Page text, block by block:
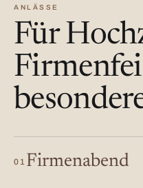
ANLÄSSE
Für
01 Firmenabend